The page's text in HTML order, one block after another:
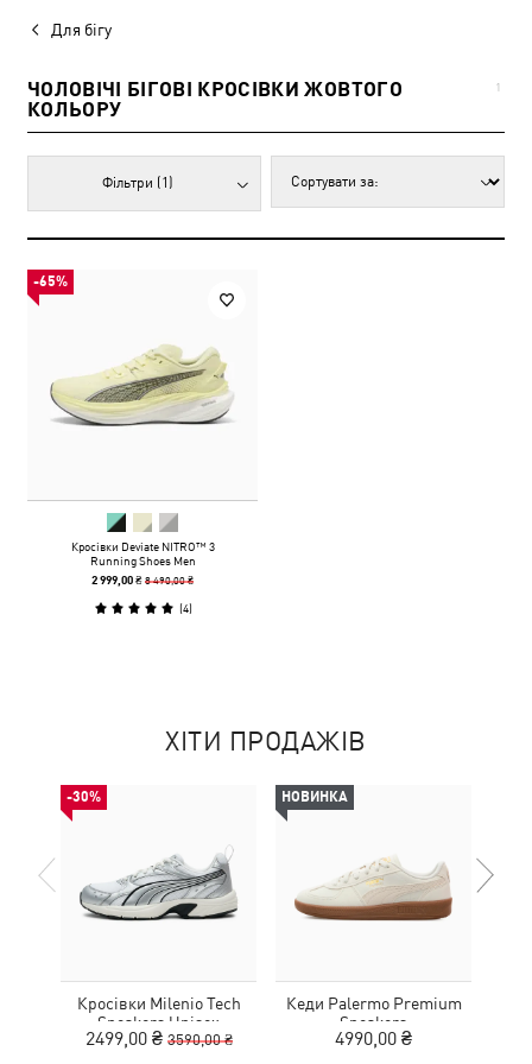
Для бігу
ЧОЛОВІЧІ БІГОВІ КРОСІВКИ ЖОВТОГО
КОЛЬОРУ
1
Фільтри (1)
-65%
Кросівки Deviate NITRO™ 3
Running Shoes Men
2 999,00 ₴8 490,00 ₴
(4)
ХІТИ ПРОДАЖІВ
-30%
Кросівки Milenio Tech
Sneakers Unisex
2499,00 ₴ 3590,00 ₴
НОВИНКА
Кеди Palermo Premium
Sneakers
4990,00 ₴